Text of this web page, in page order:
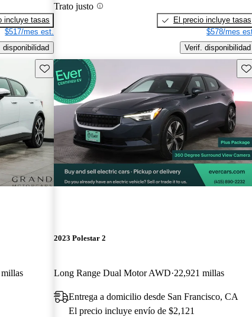
incluye tasas
$517/mes est.
disponibilidad
Trato justo
El precio incluye tasas
$578/mes
Verif. disponibilidad
Guarda este Aviso
2023 Polestar 2
Long Range Dual Motor AWD 22,921 millas
Entrega a domicilio desde San Francisco, CA
El precio incluye envío de $2,121